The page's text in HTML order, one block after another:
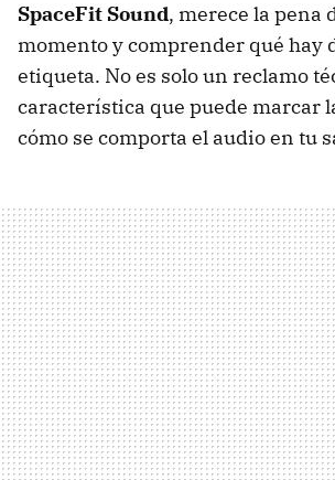
SpaceFit Sound, merece la pena
momento y comprender qué hay
etiqueta. No es solo un reclamo
característica que puede marcar
cómo se comporta el audio en tu